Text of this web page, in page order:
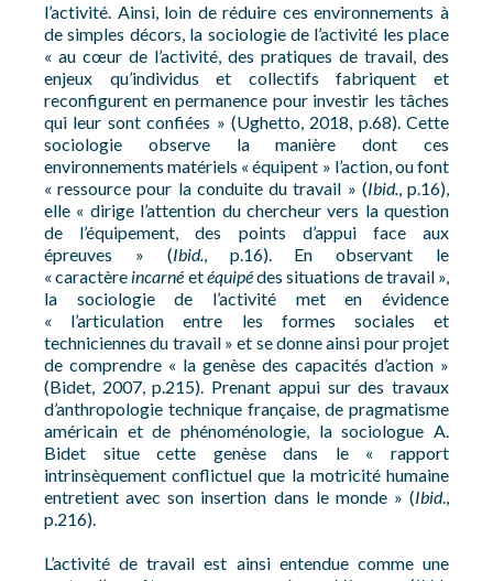
l’activité. Ainsi, loin de réduire ces environnements à
de simples décors, la sociologie de l’activité les place
« au cœur de l’activité, des pratiques de travail, des
enjeux qu’individus et collectifs fabriquent et
reconfigurent en permanence pour investir les tâches
qui leur sont confiées » (Ughetto, 2018, p.68). Cette
sociologie observe la manière dont ces
environnements matériels « équipent » l’action, ou font
« ressource pour la conduite du travail » (Ibid., p.16),
elle « dirige l’attention du chercheur vers la question
de l’équipement, des points d’appui face aux
épreuves » (Ibid., p.16). En observant le
« caractère incarné etéquipédes situations de travail »,
la sociologie de l’activité met en évidence
« l’articulation entre les formes sociales et
techniciennes du travail » et se donne ainsi pour projet
de comprendre « la genèse des capacités d’action »
(Bidet, 2007, p.215). Prenant appui sur des travaux
d’anthropologie technique française, de pragmatisme
américain et de phénoménologie, la sociologue A.
Bidet situe cette genèse dans le « rapport
intrinsèquement conflictuel que la motricité humaine
entretient avec son insertion dans le monde » (Ibid.,
p.216).
L’activité de travail est ainsi entendue comme une